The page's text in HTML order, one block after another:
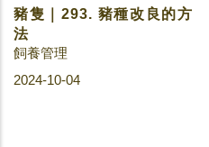
豬隻｜293. 豬種改良的方
法
飼養管理
2024-10-04